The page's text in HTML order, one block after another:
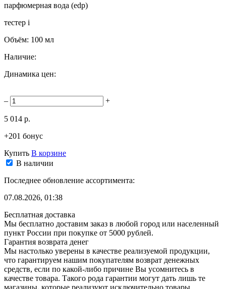
парфюмерная вода (edp)
тестер i
Объём: 100 мл
Наличие:
Динамика цен:
– +
5 014 р.
+201 бонус
Купить В корзине
В наличии
Последнее обновление ассортимента:
07.08.2026, 01:38
Бесплатная доставка
Мы бесплатно доставим заказ в любой город или населенный
пункт России при покупке от 5000 рублей.
Гарантия возврата денег
Мы настолько уверены в качестве реализуемой продукции,
что гарантируем нашим покупателям возврат денежных
средств, если по какой-либо причине Вы усомнитесь в
качестве товара. Такого рода гарантии могут дать лишь те
магазины, которые реализуют исключительно товары